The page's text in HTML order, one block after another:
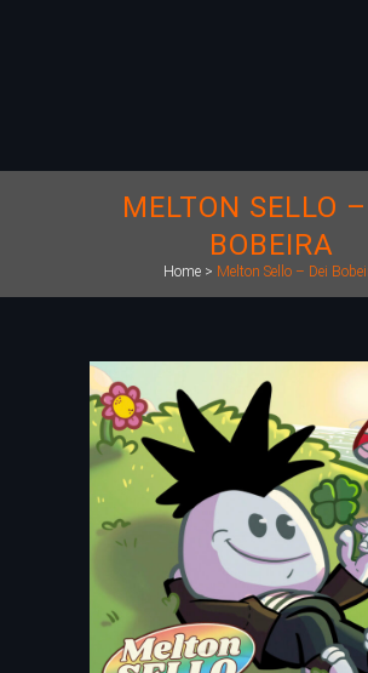
MELTON SELLO
BOBEIRA
Home > Melton Sello – Dei